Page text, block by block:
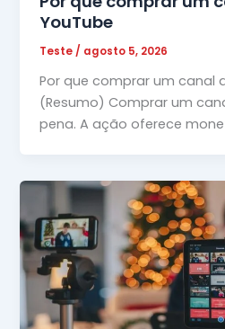
YouTube
Teste / agosto 5, 2026
Por que comprar um canal
(Resumo) Comprar um
pena. A ação oferece